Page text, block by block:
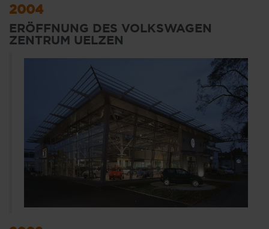
2004
ERÖFFNUNG DES VOLKSWAGEN
ZENTRUM UELZEN